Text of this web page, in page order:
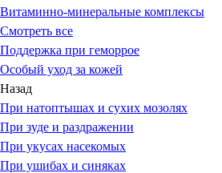
Витаминно-минеральные комплексы
Смотреть все
Поддержка при геморрое
Особый уход за кожей
Назад
При натоптышах и сухих мозолях
При зуде и раздражении
При укусах насекомых
При ушибах и синяках